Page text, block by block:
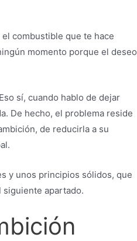
combustible que te hace
momento porque el deseo
sí, cuando hablo de dejar
De hecho, el problema reside
de reducirla a su
y unos principios sólidos, que
siguiente apartado.